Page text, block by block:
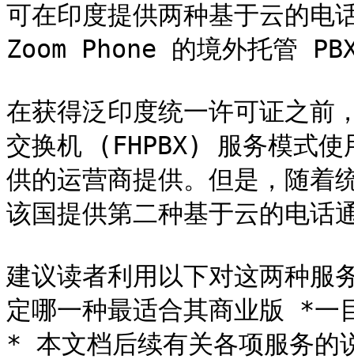
可在印度提供两种基于云的
Zoom Phone 的境外托管
在获得泛印度统一许可证之前
交换机 (FHPBX) 服务模式使
供的运营商提供。但是，随着
该国提供第二种基于云的电
建议读者利用以下对这两种服
定哪一种最适合其商业版 *
* 本文档后续有关各项服务的